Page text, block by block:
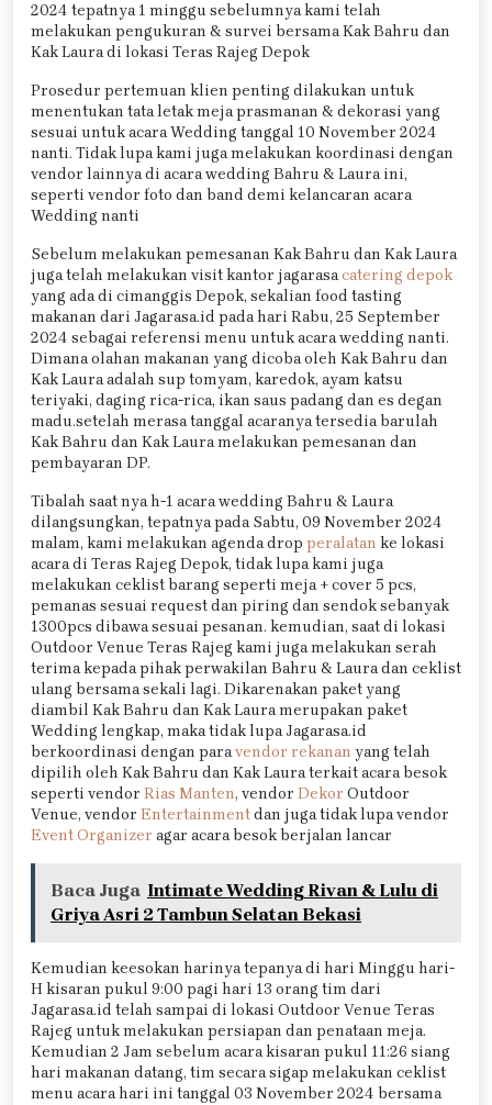
2024 tepatnya 1 minggu sebelumnya kami telah
melakukan pengukuran & survei bersama Kak Bahru dan
Kak Laura di lokasi Teras Rajeg Depok
Prosedur pertemuan klien penting dilakukan untuk
menentukan tata letak meja prasmanan & dekorasi yang
sesuai untuk acara Wedding tanggal 10 November 2024
nanti. Tidak lupa kami juga melakukan koordinasi dengan
vendor lainnya di acara wedding Bahru & Laura ini,
seperti vendor foto dan band demi kelancaran acara
Wedding nanti
Sebelum melakukan pemesanan Kak Bahru dan Kak Laura
juga telah melakukan visit kantor jagarasacatering depok
yang ada di cimanggis Depok, sekalian food tasting
makanan dari Jagarasa.id pada hari Rabu, 25 September
2024 sebagai referensi menu untuk acara wedding nanti.
Dimana olahan makanan yang dicoba oleh Kak Bahru dan
Kak Laura adalah sup tomyam, karedok, ayam katsu
teriyaki, daging rica-rica, ikan saus padang dan es degan
madu.setelah merasa tanggal acaranya tersedia barulah
Kak Bahru dan Kak Laura melakukan pemesanan dan
pembayaran DP.
Tibalah saat nya h-1 acara wedding Bahru & Laura
dilangsungkan, tepatnya pada Sabtu, 09 November 2024
malam, kami melakukan agenda drop peralatan ke lokasi
acara di Teras Rajeg Depok, tidak lupa kami juga
melakukan ceklist barang seperti meja + cover 5 pcs,
pemanas sesuai request dan piring dan sendok sebanyak
1300pcs dibawa sesuai pesanan. kemudian, saat di lokasi
Outdoor Venue Teras Rajeg kami juga melakukan serah
terima kepada pihak perwakilan Bahru & Laura dan ceklist
ulang bersama sekali lagi. Dikarenakan paket yang
diambil Kak Bahru dan Kak Laura merupakan paket
Wedding lengkap, maka tidak lupa Jagarasa.id
berkoordinasi dengan paravendor rekanan yang telah
dipilih oleh Kak Bahru dan Kak Laura terkait acara besok
seperti vendor Rias Manten, vendor Dekor Outdoor
Venue, vendor Entertainmentdan juga tidak lupa vendor
Event Organizer agar acara besok berjalan lancar
Baca Juga Intimate Wedding Rivan & Lulu di
Griya Asri 2 Tambun Selatan Bekasi
Kemudian keesokan harinya tepanya di hari Minggu hari-
H kisaran pukul 9:00 pagi hari 13 orang tim dari
Jagarasa.id telah sampai di lokasi Outdoor Venue Teras
Rajeg untuk melakukan persiapan dan penataan meja.
Kemudian 2 Jam sebelum acara kisaran pukul 11:26 siang
hari makanan datang, tim secara sigap melakukan ceklist
menu acara hari ini tanggal 03 November 2024 bersama